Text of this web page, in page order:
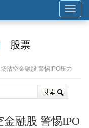
展
开
导
股票
沽空金融股 警惕IPO压力
融股 警惕IPO